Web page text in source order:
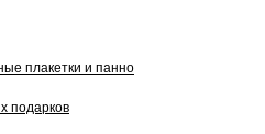
плакетки и панно
подарков